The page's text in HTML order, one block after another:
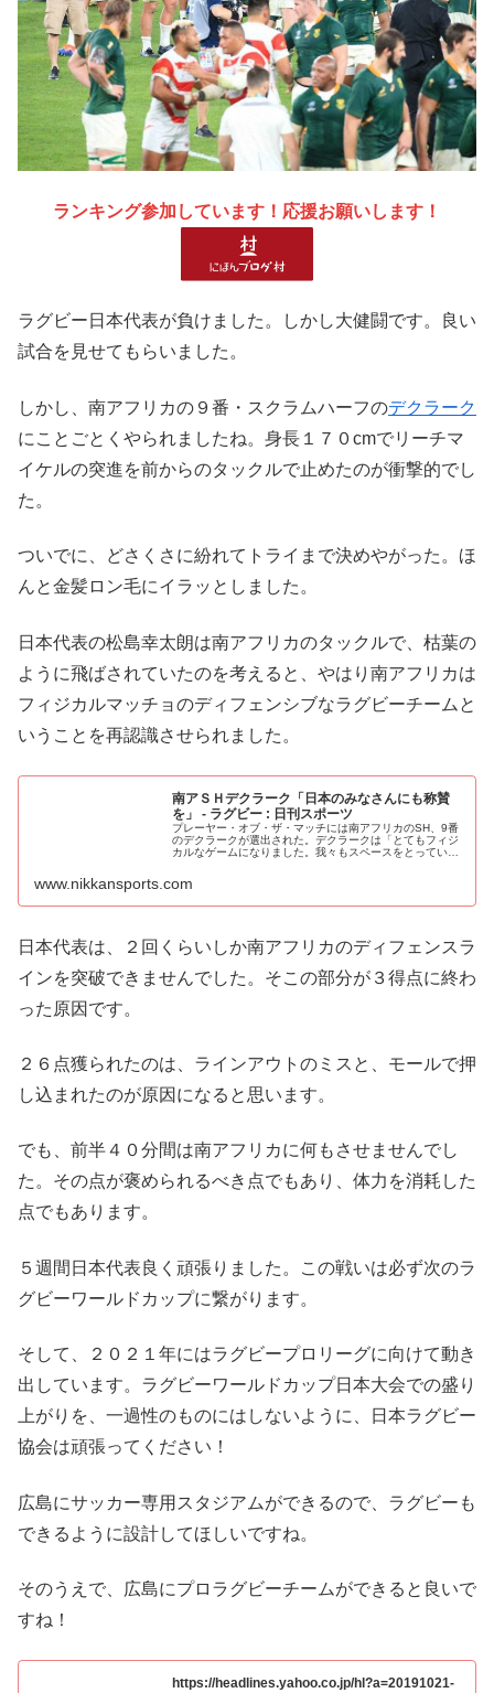
ランキング参加しています！応援お願いします！
ラグビー日本代表が負けました。しかし大健闘です。良い
試合を見せてもらいました。
しかし、南アフリカの９番・スクラムハーフのデクラーク
にことごとくやられましたね。身長１７０cmでリーチマ
イケルの突進を前からのタックルで止めたのが衝撃的でし
た。
ついでに、どさくさに紛れてトライまで決めやがった。ほ
んと金髪ロン毛にイラッとしました。
日本代表の松島幸太朗は南アフリカのタックルで、枯葉の
ように飛ばされていたのを考えると、やはり南アフリカは
フィジカルマッチョのディフェンシブなラグビーチームと
いうことを再認識させられました。
南アＳＨデクラーク「日本のみなさんにも称賛
を」 - ラグビー : 日刊スポーツ
プレーヤー・オブ・ザ・マッチには南アフリカのSH、9番
のデクラークが選出された。デクラークは「とてもフィジ
カルなゲームになりました。我々もスペースをとってい
www.nikkansports.com
日本代表は、２回くらいしか南アフリカのディフェンスラ
インを突破できませんでした。そこの部分が３得点に終わ
った原因です。
２６点獲られたのは、ラインアウトのミスと、モールで押
し込まれたのが原因になると思います。
でも、前半４０分間は南アフリカに何もさせませんでし
た。その点が褒められるべき点でもあり、体力を消耗した
点でもあります。
５週間日本代表良く頑張りました。この戦いは必ず次のラ
グビーワールドカップに繋がります。
そして、２０２１年にはラグビープロリーグに向けて動き
出しています。ラグビーワールドカップ日本大会での盛り
上がりを、一過性のものにはしないように、日本ラグビー
協会は頑張ってください！
広島にサッカー専用スタジアムができるので、ラグビーも
できるように設計してほしいですね。
そのうえで、広島にプロラグビーチームができると良いで
すね！
https://headlines.yahoo.co.jp/hl?a=20191021-